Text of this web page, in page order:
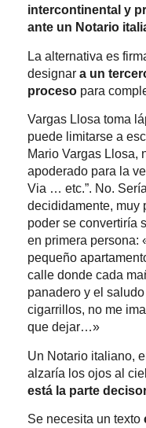
intercontinental y
ante un Notario
La alternativa es
designar a un
procesopara
Vargas Llosa toma
puede limitarse a
Mario Vargas Llosa,
apoderado para la
Via … etc.”. No.
decididamente, muy
poder se convertiría
en primera persona:
pequeño
calle donde cada
panadero y el
cigarrillos, no me
que dejar…»
Un Notario italiano,
alzaría los ojos al
está la parte
Se necesita un texto